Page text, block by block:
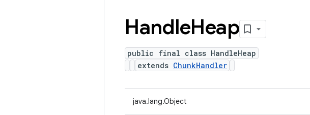
HandleHeap
public final class HandleHeap
extends ChunkHandler
java.lang.Object